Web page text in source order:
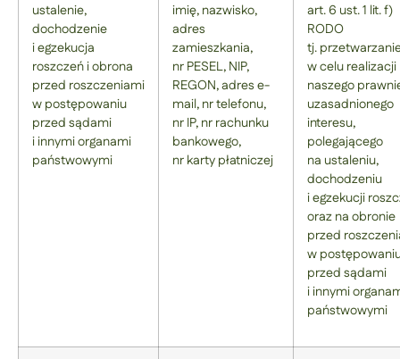
ustalenie,
dochodzenie
i egzekucja
roszczeń i obrona
przed roszczeniami
w postępowaniu
przed sądami
i innymi organami
państwowymi
imię, nazwisko,
adres
zamieszkania,
nr PESEL, NIP,
REGON, adres e-
mail, nr telefonu,
nr IP, nr rachunku
bankowego,
nr karty płatniczej
art. 6 ust. 1 lit. f)
RODO
tj.
w celu realizacji
naszego
uzasadnionego
interesu,
polegającego
na ustaleniu,
dochodzeniu
i egzekucji
oraz na obronie
przed
w
przed sądami
i innymi
państwowymi